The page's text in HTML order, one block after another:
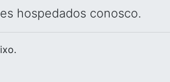
hospedados conosco.